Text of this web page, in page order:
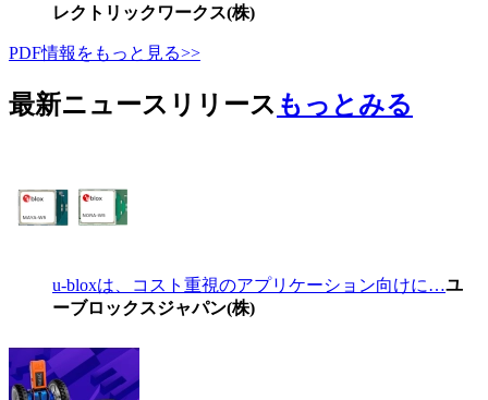
レクトリックワークス(株)
PDF情報をもっと見る>>
最新ニュースリリース もっとみる
u-bloxは、コスト重視のアプリケーション向けに…ユ
ーブロックスジャパン(株)